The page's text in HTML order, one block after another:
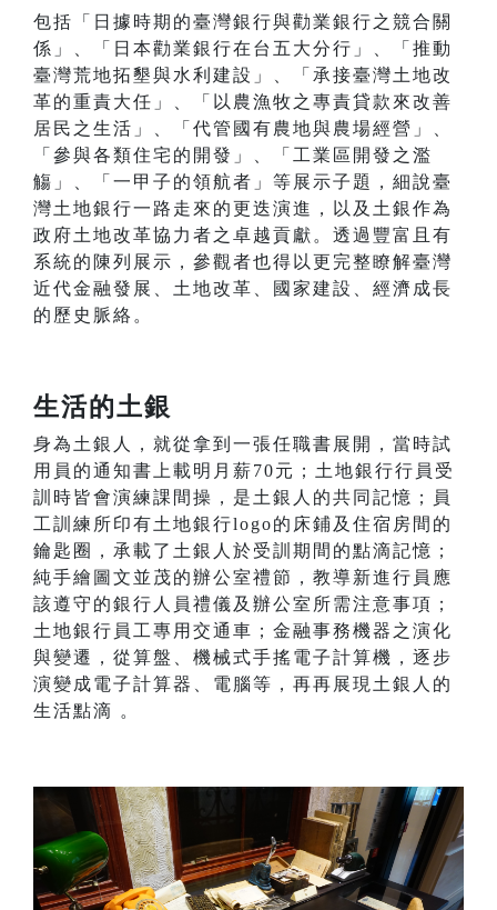
包括「日據時期的臺灣銀行與勸業銀行之競合關
係」、「日本勸業銀行在台五大分行」、「推動
臺灣荒地拓墾與水利建設」、「承接臺灣土地改
革的重責大任」、「以農漁牧之專責貸款來改善
居民之生活」、「代管國有農地與農場經營」、
「參與各類住宅的開發」、「工業區開發之濫
觴」、「一甲子的領航者」等展示子題，細說臺
灣土地銀行一路走來的更迭演進，以及土銀作為
政府土地改革協力者之卓越貢獻。透過豐富且有
系統的陳列展示，參觀者也得以更完整瞭解臺灣
近代金融發展、土地改革、國家建設、經濟成長
的歷史脈絡。
生活的土銀
身為土銀人，就從拿到一張任職書展開，當時試
用員的通知書上載明月薪70元；土地銀行行員受
訓時皆會演練課間操，是土銀人的共同記憶；員
工訓練所印有土地銀行logo的床鋪及住宿房間的
鑰匙圈，承載了土銀人於受訓期間的點滴記憶；
純手繪圖文並茂的辦公室禮節，教導新進行員應
該遵守的銀行人員禮儀及辦公室所需注意事項；
土地銀行員工專用交通車；金融事務機器之演化
與變遷，從算盤、機械式手搖電子計算機，逐步
演變成電子計算器、電腦等，再再展現土銀人的
生活點滴 。